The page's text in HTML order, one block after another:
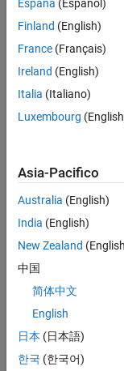
Statistica
M…
0
1
2
3
CRONOLOGIA
RANK
of
302.025
España (Español)
Finland (English)
France (Français)
Ireland (English)
Italia (Italiano)
Luxembourg
Asia-Pacifico
Australia (English)
India (English)
New Zealand
中国
简体中文
English
日本 (日本語)
한국 (한국어)